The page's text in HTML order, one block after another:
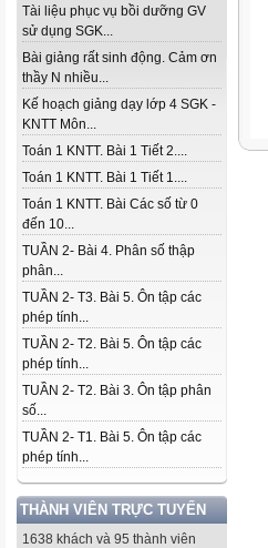
Tài liệu phục vụ bồi dưỡng GV
sử dụng SGK...
Bài giảng rất sinh động. Cảm ơn
thầy N nhiều...
Kế hoạch giảng dạy lớp 4 SGK -
KNTT Môn...
Toán 1 KNTT. Bài 1 Tiết 2....
Toán 1 KNTT. Bài 1 Tiết 1....
Toán 1 KNTT. Bài Các số từ 0
đến 10...
TUẦN 2- Bài 4. Phân số thập
phân...
TUẦN 2- T3. Bài 5. Ôn tập các
phép tính...
TUẦN 2- T2. Bài 5. Ôn tập các
phép tính...
TUẦN 2- T2. Bài 3. Ôn tập phân
số...
TUẦN 2- T1. Bài 5. Ôn tập các
phép tính...
THÀNH VIÊN TRỰC TUYẾN
1638 khách và 95 thành viên